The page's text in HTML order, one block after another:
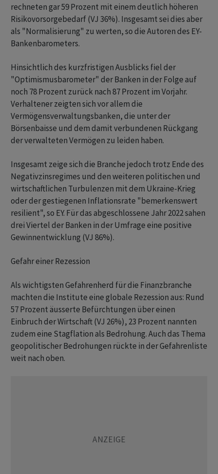
rechneten gar 59 Prozent mit einem deutlich höheren
Risikovorsorgebedarf (VJ 36%). Insgesamt sei dies aber
als "Normalisierung" zu werten, so die Autoren des EY-
Bankenbarometers.
Hinsichtlich des kurzfristigen Ausblicks fiel der
"Optimismusbarometer" der Banken in der Folge auf
noch 78 Prozent zurück nach 87 Prozent im Vorjahr.
Verhaltener zeigten sich vor allem die
Vermögensverwaltungsbanken, die unter der
Börsenbaisse und dem damit verbundenen Rückgang
der verwalteten Vermögen zu leiden haben.
Insgesamt zeige sich die Branche jedoch trotz Ende des
Negativzinsregimes und den weiteren politischen und
wirtschaftlichen Turbulenzen mit dem Ukraine-Krieg
oder der gestiegenen Inflationsrate "bemerkenswert
resilient", so EY. Für das abgeschlossene Jahr 2022 sahen
drei Viertel der Banken in der Umfrage eine positive
Gewinnentwicklung (VJ 86%).
Gefahr einer Rezession
Als wichtigsten Gefahrenherd für die Finanzbranche
machten die Institute eine globale Rezession aus: Rund
57 Prozent äusserte Befürchtungen über einen
Einbruch der Wirtschaft (VJ 26%), 23 Prozent nannten
zudem eine Stagflation als Bedrohung. Auch das Thema
geopolitischer Bedrohungen rückte in der Gefahrenliste
weit nach oben.